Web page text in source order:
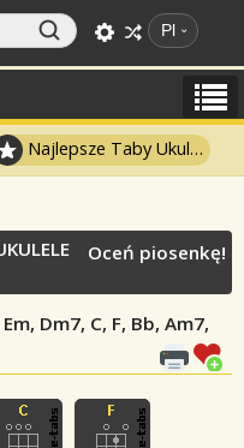
Pl
Najlepsze Taby Ukulele
Dm7, C, F, Bb, Am7,
Oceń piosenkę!